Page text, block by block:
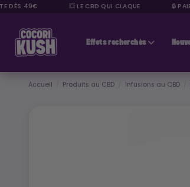
49€ 💥 LE CBD QUI CLAQUE 🔒
Effets recherchés
Accueil Produits au CBD Infusions au CBD